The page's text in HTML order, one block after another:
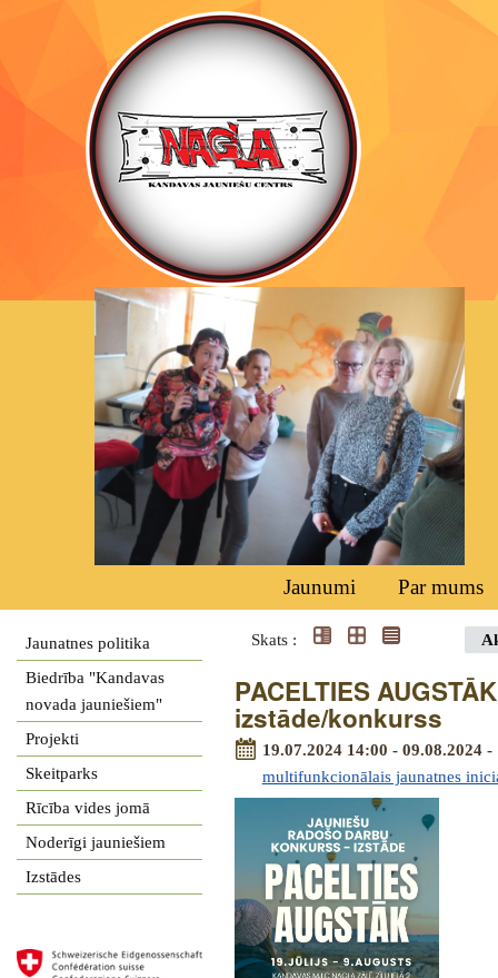
Jaunumi Par mums
Jaunatnes politika
Biedrība "Kandavas
novada jauniešiem"
Projekti
Skeitparks
Rīcība vides jomā
Noderīgi jauniešiem
Izstādes
Skats :
PACELTIES
izstāde/konkurss
19.07.2024 14:00 - 09.08.2024
multifunkcionālais jaunatnes